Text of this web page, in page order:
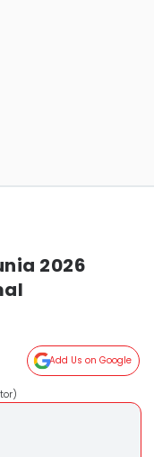
2026
Add Us on Google